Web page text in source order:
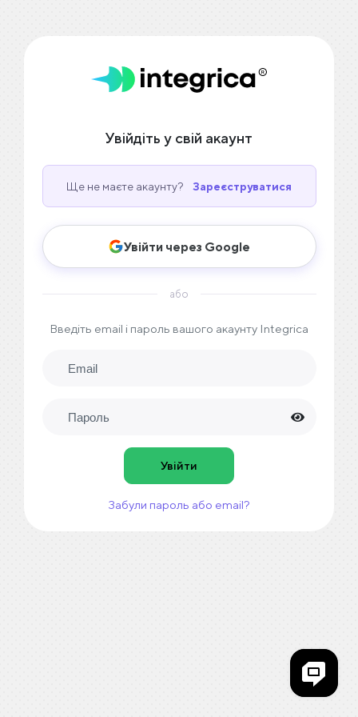
Увійдіть у свій акаунт
Ще не маєте акаунту? Зареєструватися
Увійти через Google
або
Введіть email і пароль вашого акаунту Integrica
Увійти
Забули пароль або email?